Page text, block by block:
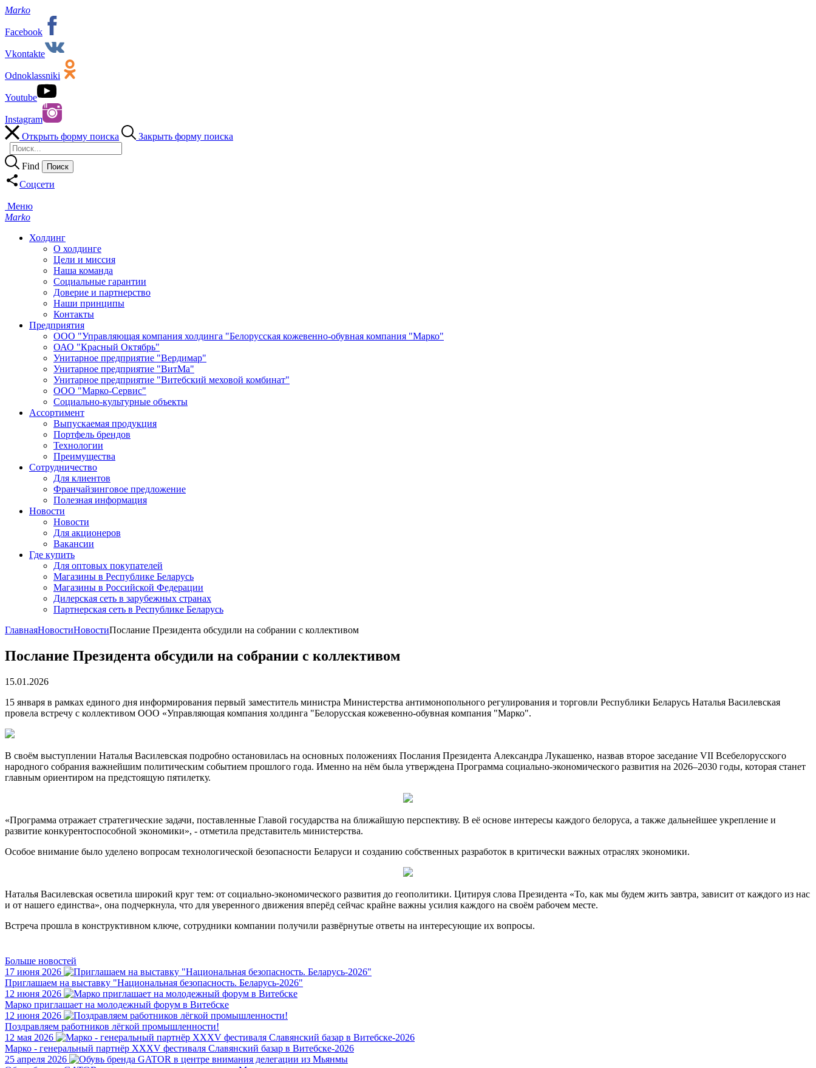
Marko
Facebook
Vkontakte
Odnoklassniki
Youtube
Instagram
Открыть форму поиска
Закрыть форму поиска
Find
Соцсети
Меню
Marko
Холдинг
О холдинге
Цели и миссия
Наша команда
Социальные гарантии
Доверие и партнерство
Наши принципы
Контакты
Предприятия
ООО "Управляющая компания холдинга "Белорусская кожевенно-обувная компания "Марко"
ОАО "Красный Октябрь"
Унитарное предприятие "Вердимар"
Унитарное предприятие "ВитМа"
Унитарное предприятие "Витебский меховой комбинат"
ООО "Марко-Сервис"
Социально-культурные объекты
Ассортимент
Выпускаемая продукция
Портфель брендов
Технологии
Преимущества
Сотрудничество
Для клиентов
Франчайзинговое предложение
Полезная информация
Новости
Новости
Для акционеров
Вакансии
Где купить
Для оптовых покупателей
Магазины в Республике Беларусь
Магазины в Российской Федерации
Дилерская сеть в зарубежных странах
Партнерская сеть в Республике Беларусь
ГлавнаяНовостиНовостиПослание Президента обсудили на собрании с коллективом
Послание Президента обсудили на собрании с коллективом
15.01.2026
15 января в рамках единого дня информирования первый заместитель министра Министерства антимонопольного регулирования и торговли Республики Беларусь Наталья Василевская
провела встречу с коллективом ООО «Управляющая компания холдинга "Белорусская кожевенно-обувная компания "Марко".
В своём выступлении Наталья Василевская подробно остановилась на основных положениях Послания Президента Александра Лукашенко, назвав второе заседание VII Всебелорусского
народного собрания важнейшим политическим событием прошлого года. Именно на нём была утверждена Программа социально-экономического развития на 2026–2030 годы, которая станет
главным ориентиром на предстоящую пятилетку.
«Программа отражает стратегические задачи, поставленные Главой государства на ближайшую перспективу. В её основе интересы каждого белоруса, а также дальнейшее укрепление и
развитие конкурентоспособной экономики», - отметила представитель министерства.
Особое внимание было уделено вопросам технологической безопасности Беларуси и созданию собственных разработок в критически важных отраслях экономики.
Наталья Василевская осветила широкий круг тем: от социально-экономического развития до геополитики. Цитируя слова Президента «То, как мы будем жить завтра, зависит от каждого из нас
и от нашего единства», она подчеркнула, что для уверенного движения вперёд сейчас крайне важны усилия каждого на своём рабочем месте.
Встреча прошла в конструктивном ключе, сотрудники компании получили развёрнутые ответы на интересующие их вопросы.
Больше новостей
17 июня 2026
Приглашаем на выставку "Национальная безопасность. Беларусь-2026"
12 июня 2026
Марко приглашает на молодежный форум в Витебске
12 июня 2026
Поздравляем работников лёгкой промышленности!
12 мая 2026
Марко - генеральный партнёр XXXV фестиваля Славянский базар в Витебске-2026
25 апреля 2026